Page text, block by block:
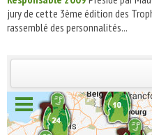
jury de cette 3ème édition des
rassemblé des personnalités...
INSCRIVEZ-VOUS |